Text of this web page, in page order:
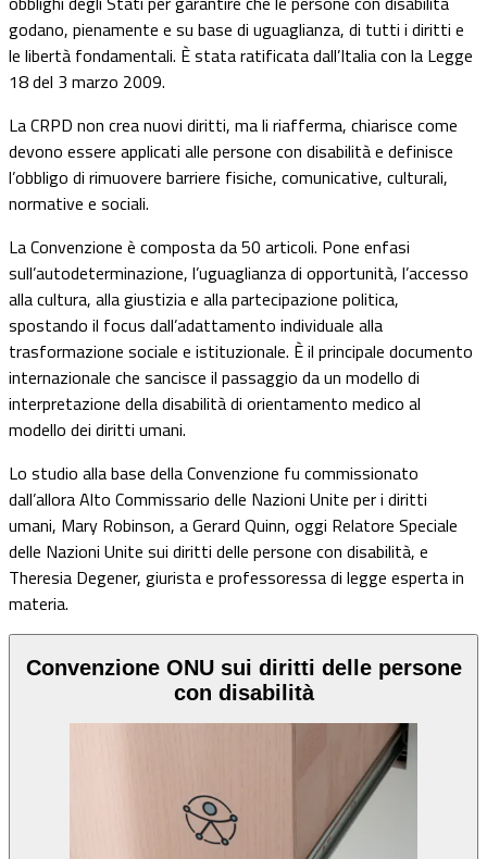
godano, pienamente e su base di uguaglianza, di tutti i diritti e
le libertà fondamentali. È stata ratificata dall’Italia con la Legge
18 del 3 marzo 2009.
La CRPD non crea nuovi diritti, ma li riafferma, chiarisce come
devono essere applicati alle persone con disabilità e definisce
l’obbligo di rimuovere barriere fisiche, comunicative, culturali,
normative e sociali.
La Convenzione è composta da 50 articoli. Pone enfasi
sull’autodeterminazione, l’uguaglianza di opportunità, l’accesso
alla cultura, alla giustizia e alla partecipazione politica,
spostando il focus dall’adattamento individuale alla
trasformazione sociale e istituzionale. È il principale documento
internazionale che sancisce il passaggio da un modello di
interpretazione della disabilità di orientamento medico al
modello dei diritti umani.
Lo studio alla base della Convenzione fu commissionato
dall’allora Alto Commissario delle Nazioni Unite per i diritti
umani, Mary Robinson, a Gerard Quinn, oggi Relatore Speciale
delle Nazioni Unite sui diritti delle persone con disabilità, e
Theresia Degener, giurista e professoressa di legge esperta in
materia.
Convenzione ONU sui diritti delle persone
con disabilità